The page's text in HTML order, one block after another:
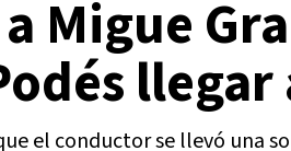
Migue
llegar
el conductor se llevó una